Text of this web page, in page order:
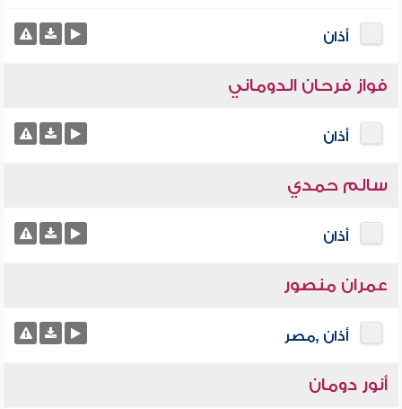
أذان
فواز فرحان الدوماني
أذان
سالم حمدي
أذان
عمران منصور
أذان ,مصر
أنور دومان